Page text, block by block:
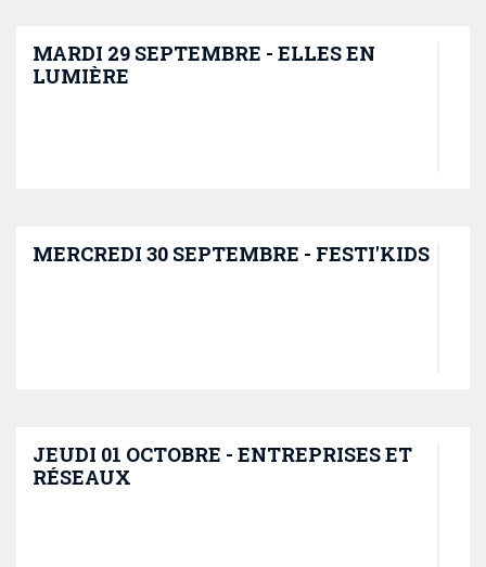
MARDI 29 SEPTEMBRE - ELLES EN
LUMIÈRE
MERCREDI 30 SEPTEMBRE - FESTI'KIDS
JEUDI 01 OCTOBRE - ENTREPRISES ET
RÉSEAUX